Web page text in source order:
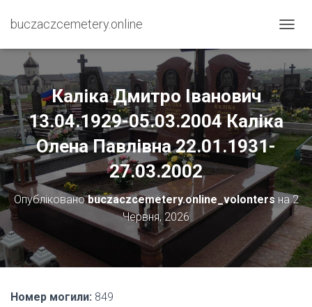
buczaczcemetery.online
Е
Е
М
Н
У
Т
И
Н
А
В
І
Г
А
І
Каліка Дмитро Іванович
13.04.1929-05.03.2004 Каліка
Олена Павлівна 22.01.1931-
27.03.2002
Опублікованоbuczaczcemetery.online_volonters на2
Червня, 2026
Номер могили: 849